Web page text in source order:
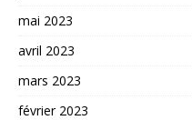
mai 2023
avril 2023
mars 2023
février 2023